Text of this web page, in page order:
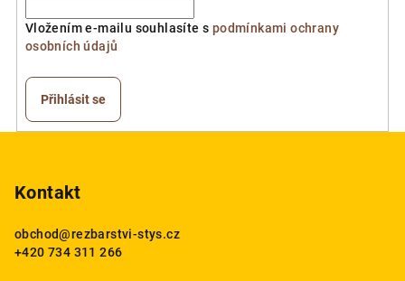
Vložením e-mailu souhlasíte s podmínkami ochrany
osobních údajů
Přihlásit se
Kontakt
obchod@rezbarstvi-stys.cz
+420 734 311 266